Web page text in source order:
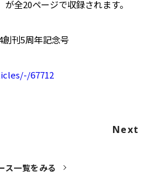
全20ページで収録されます。
刊5周年記念号
67712
Next
ス一覧をみる